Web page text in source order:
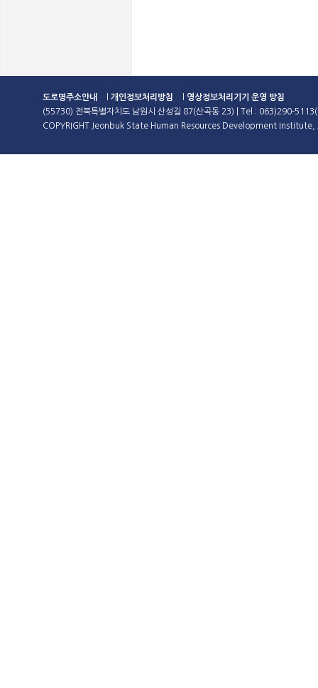
도로명주소안내 개인정보처리방침
영상정보처리기기 운영 방침
(55730) 전북특별자치도 남원시 산성길 87(산곡동 23) | Tel : 063)290-
COPYRIGHT Jeonbuk State Human Resources Development